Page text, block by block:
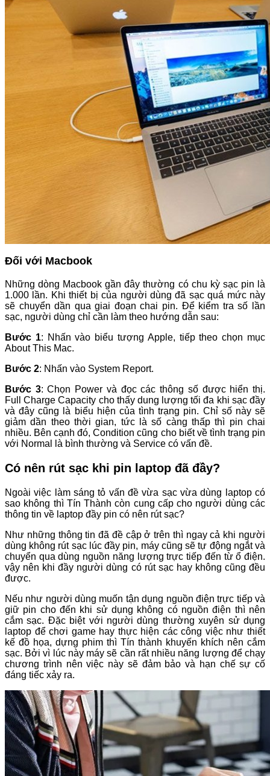
Đối với Macbook
Những dòng Macbook gần đây thường có chu kỳ sạc pin là
1.000 lần. Khi thiết bị của người dùng đã sạc quá mức này
sẽ chuyển dần qua giai đoạn chai pin. Để kiểm tra số lần
sạc, người dùng chỉ cần làm theo hướng dẫn sau:
Bước 1: Nhấn vào biểu tượng Apple, tiếp theo chọn mục
About This Mac.
Bước 2: Nhấn vào System Report.
Bước 3: Chọn Power và đọc các thông số được hiển thị.
Full Charge Capacity cho thấy dung lượng tối đa khi sạc đầy
và đây cũng là biểu hiện của tình trạng pin. Chỉ số này sẽ
giảm dần theo thời gian, tức là số càng thấp thì pin chai
nhiều. Bên cạnh đó, Condition cũng cho biết về tình trạng pin
với Normal là bình thường và Service có vấn đề.
Có nên rút sạc khi pin laptop đã đầy?
Ngoài việc làm sáng tỏ vấn đề vừa sạc vừa dùng laptop có
sao không thì Tín Thành còn cung cấp cho người dùng các
thông tin về laptop đầy pin có nên rút sạc?
Như những thông tin đã đề cập ở trên thì ngay cả khi người
dùng không rút sạc lúc đầy pin, máy cũng sẽ tự động ngắt và
chuyển qua dùng nguồn năng lượng trực tiếp đến từ ổ điện.
vậy nên khi đầy người dùng có rút sạc hay không cũng đều
được.
Nếu như người dùng muốn tận dụng nguồn điện trực tiếp và
giữ pin cho đến khi sử dụng không có nguồn điện thì nên
cắm sạc. Đặc biệt với người dùng thường xuyên sử dụng
laptop để chơi game hay thực hiện các công việc như thiết
kế đồ họa, dựng phim thì Tín thành khuyến khích nên cắm
sạc. Bởi vì lúc này máy sẽ cần rất nhiều năng lượng để chạy
chương trình nên việc này sẽ đảm bảo và hạn chế sự cố
đáng tiếc xảy ra.